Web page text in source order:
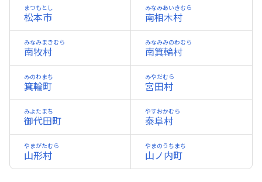
松本市
まつもとし
南相木村
みなみあいきむら
南牧村
みなみまきむら
南箕輪村
みなみみのわむら
箕輪町
みのわまち
宮田村
みやだむら
御代田町
みよたまち
泰阜村
やすおかむら
山形村
やまがたむら
山ノ内町
やまのうちまち